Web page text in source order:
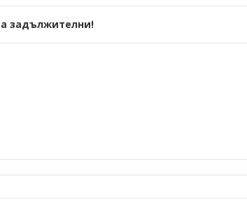
задължителни!